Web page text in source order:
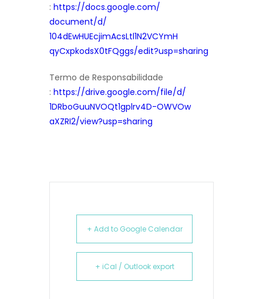
: https://docs.google.com/
document/d/
104dEwHUEcjimAcsLtl1N2VCYmH
qyCxpkodsX0tFQggs/edit?usp=sharing
Termo de Responsabilidade
: https://drive.google.com/file/d/
1DRboGuuNVOQt1gplrv4D-OWVOw
aXZRI2/view?usp=sharing
+ Add to Google Calendar
+ iCal / Outlook export